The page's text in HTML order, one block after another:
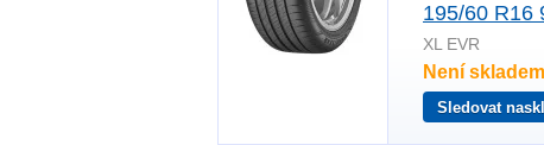
195/60 R16
XL EVR
Není skladem
Sledovat